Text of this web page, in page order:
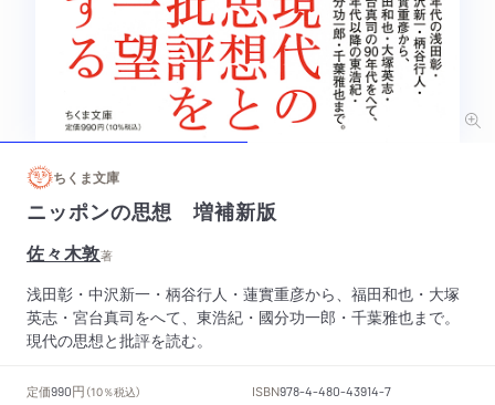
ちくま文庫
ニッポンの思想 増補新版
佐々木敦著
浅田彰・中沢新一・柄谷行人・蓮實重彦から、福田和也・大塚
英志・宮台真司をへて、東浩紀・國分功一郎・千葉雅也まで。
現代の思想と批評を読む。
定価990円 （10％税込） ISBN978-4-480-43914-7